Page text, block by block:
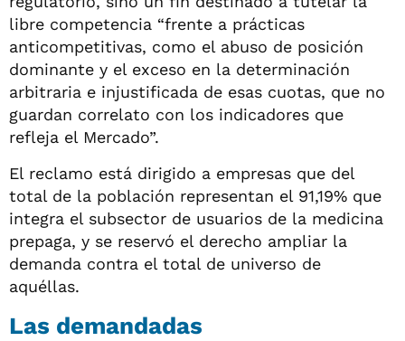
libre competencia “frente a prácticas
anticompetitivas, como el abuso de posición
dominante y el exceso en la determinación
arbitraria e injustificada de esas cuotas, que no
guardan correlato con los indicadores que
refleja el Mercado”.
El reclamo está dirigido a empresas que del
total de la población representan el 91,19% que
integra el subsector de usuarios de la medicina
prepaga, y se reservó el derecho ampliar la
demanda contra el total de universo de
aquéllas.
Las demandadas